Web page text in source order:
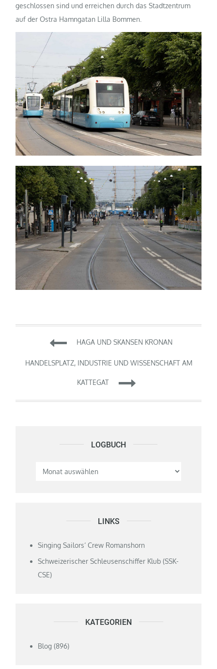
geschlossen sind und erreichen durch das Stadtzentrum
auf der Ostra Hamngatan Lilla Bommen.
Beitragsnavigation
HAGA UND SKANSEN KRONAN
HANDELSPLATZ, INDUSTRIE UND WISSENSCHAFT AM
KATTEGAT
LOGBUCH Logbuch
LINKS
Singing Sailors‘ Crew Romanshorn
Schweizerischer Schleusenschiffer Klub (SSK-
CSE)
KATEGORIEN
Blog (896)